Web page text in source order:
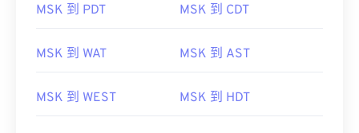
MSK 到 PDT MSK 到 CDT
MSK 到 WAT MSK 到 AST
MSK 到 WEST MSK 到 HDT